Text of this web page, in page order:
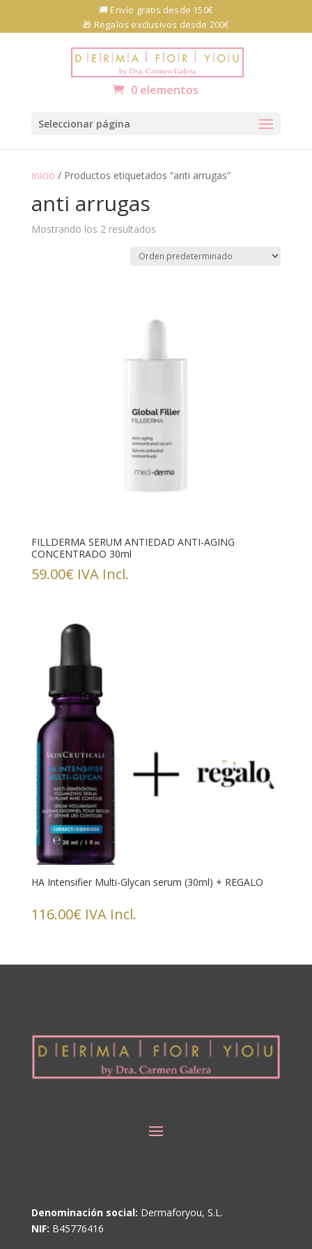
Abrir barra de herramientas
🚚 Envío gratis desde 150€
🎁 Regalos exclusivos desde 200€
0 elementos
Seleccionar página
Inicio / Productos etiquetados “anti arrugas”
anti arrugas
Mostrando los 2 resultados
FILLDERMA SERUM ANTIEDAD ANTI-AGING
CONCENTRADO 30ml
59.00€ IVA Incl.
HA Intensifier Multi-Glycan serum (30ml) + REGALO
116.00€ IVA Incl.
Denominación social: Dermaforyou, S.L.
NIF: B45776416